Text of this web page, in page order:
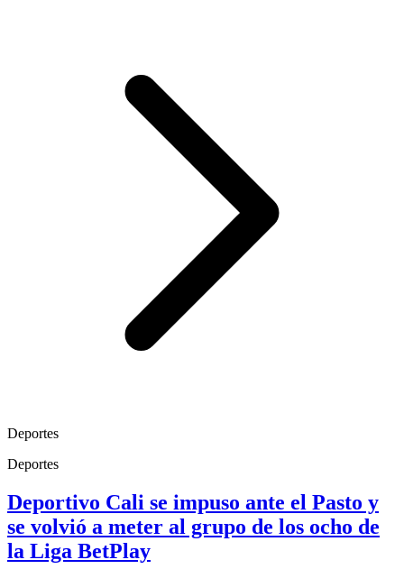
Deportes
Deportes
Deportivo Cali se impuso ante el Pasto y
se volvió a meter al grupo de los ocho de
la Liga BetPlay